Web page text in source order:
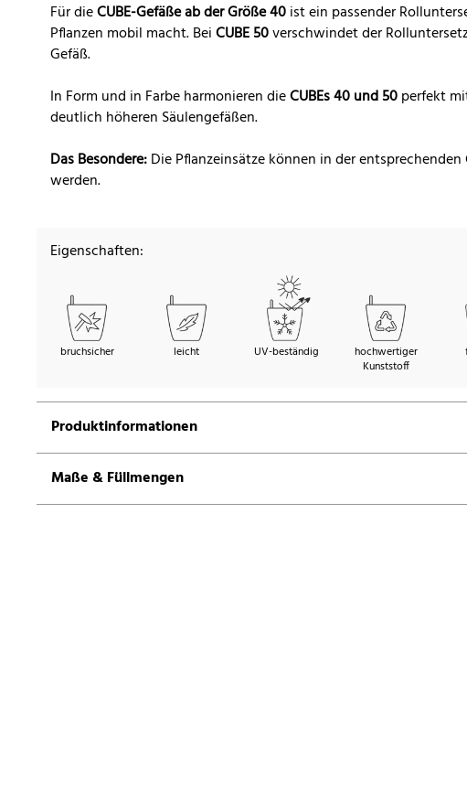
Für dieCUBE-Gefäße ab der Größe 40ist ein passender
Pflanzen mobil macht. BeiCUBE 50verschwindet der
Gefäß.
In Form und in Farbe harmonieren dieCUBEs 40 und 50perfekt
deutlich höheren Säulengefäßen.
Das Besondere:Die Pflanzeinsätze können in der
werden.
Eigenschaften:
bruchsicher leicht UV-beständig
hochwertiger
Kunststoff
Produktinformationen
Maße & Füllmengen